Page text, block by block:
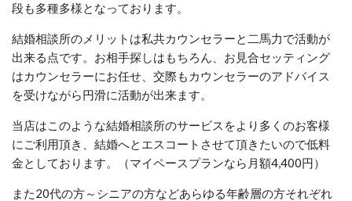
段も多種多様となっております。
結婚相談所のメリットは私共カウンセラーと二馬力で活動が
出来る点です。お相手探しはもちろん、お見合セッティング
はカウンセラーにお任せ、交際もカウンセラーのアドバイス
を受けながら円滑に活動が出来ます。
当店はこのような結婚相談所のサービスをより多くのお客様
にご利用頂き、結婚へとエスコートさせて頂きたいので低料
金としております。（マイペースプランなら月額4,400円）
また20代の方～シニアの方などあらゆる年齢層の方それぞれ